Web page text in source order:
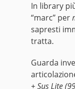
In library
“marc” per
sapresti
tratta.
Guarda
+ Sus Lite